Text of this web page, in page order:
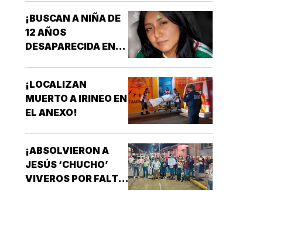
¡BUSCAN A NIÑA DE
12 AÑOS
DESAPARECIDA EN
¡LOCALIZAN
MUERTO A IRINEO EN
EL ANEXO!
¡ABSOLVIERON A
JESÚS ‘CHUCHO’
VIVEROS POR FALTA